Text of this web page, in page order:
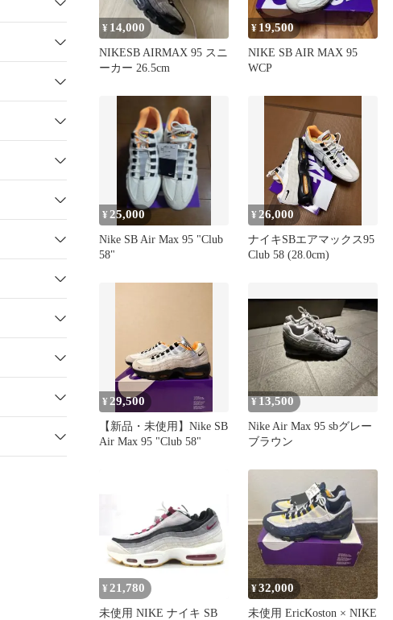
¥ 14,000
NIKESB AIRMAX 95 スニ
ーカー 26.5cm
¥ 19,500
NIKE SB AIR MAX 95
WCP
¥ 25,000
Nike SB Air Max 95 "Club
58"
¥ 26,000
ナイキSBエアマックス95
Club 58 (28.0cm)
¥ 29,500
【新品・未使用】Nike SB
Air Max 95 "Club 58"
¥ 13,500
Nike Air Max 95 sbグレー
ブラウン
¥ 21,780
未使用 NIKE ナイキ SB
¥32,000
未使用 EricKoston × NIKE